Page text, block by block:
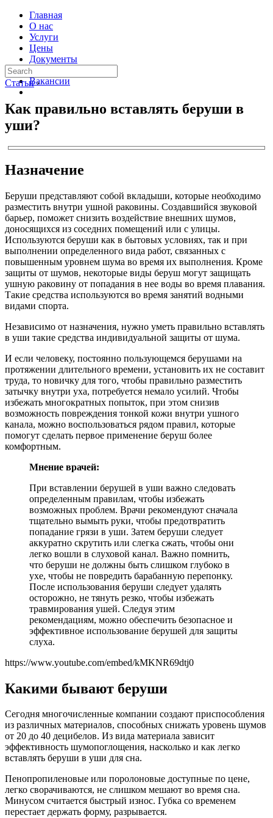
Главная
О нас
Услуги
Цены
Документы
Контакты
Вакансии
Статьи ›
Как правильно вставлять беруши в
уши?
Назначение
Беруши представляют собой вкладыши, которые необходимо
разместить внутри ушной раковины. Создавшийся звуковой
барьер, поможет снизить воздействие внешних шумов,
доносящихся из соседних помещений или с улицы.
Используются беруши как в бытовых условиях, так и при
выполнении определенного вида работ, связанных с
повышенным уровнем шума во время их выполнения. Кроме
защиты от шумов, некоторые виды беруш могут защищать
ушную раковину от попадания в нее воды во время плавания.
Такие средства используются во время занятий водными
видами спорта.
Независимо от назначения, нужно уметь правильно вставлять
в уши такие средства индивидуальной защиты от шума.
И если человеку, постоянно пользующемся берушами на
протяжении длительного времени, установить их не составит
труда, то новичку для того, чтобы правильно разместить
затычку внутри уха, потребуется немало усилий. Чтобы
избежать многократных попыток, при этом снизив
возможность повреждения тонкой кожи внутри ушного
канала, можно воспользоваться рядом правил, которые
помогут сделать первое применение беруш более
комфортным.
Мнение врачей:
При вставлении берушей в уши важно следовать
определенным правилам, чтобы избежать
возможных проблем. Врачи рекомендуют сначала
тщательно вымыть руки, чтобы предотвратить
попадание грязи в уши. Затем беруши следует
аккуратно скрутить или слегка сжать, чтобы они
легко вошли в слуховой канал. Важно помнить,
что беруши не должны быть слишком глубоко в
ухе, чтобы не повредить барабанную перепонку.
После использования беруши следует удалять
осторожно, не тянуть резко, чтобы избежать
травмирования ушей. Следуя этим
рекомендациям, можно обеспечить безопасное и
эффективное использование берушей для защиты
слуха.
https://www.youtube.com/embed/kMKNR69dtj0
Какими бывают беруши
Сегодня многочисленные компании создают приспособления
из различных материалов, способных снижать уровень шумов
от 20 до 40 децибелов. Из вида материала зависит
эффективность шумопоглощения, насколько и как легко
вставлять беруши в уши для сна.
Пенопропиленовые или поролоновые доступные по цене,
легко сворачиваются, не слишком мешают во время сна.
Минусом считается быстрый износ. Губка со временем
перестает держать форму, разрывается.